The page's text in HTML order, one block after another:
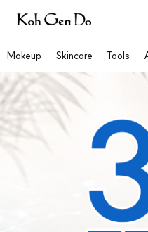
Makeup Skincare Tools